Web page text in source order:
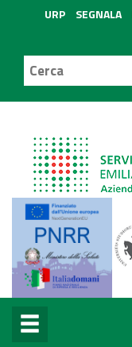
URP SEGNALA